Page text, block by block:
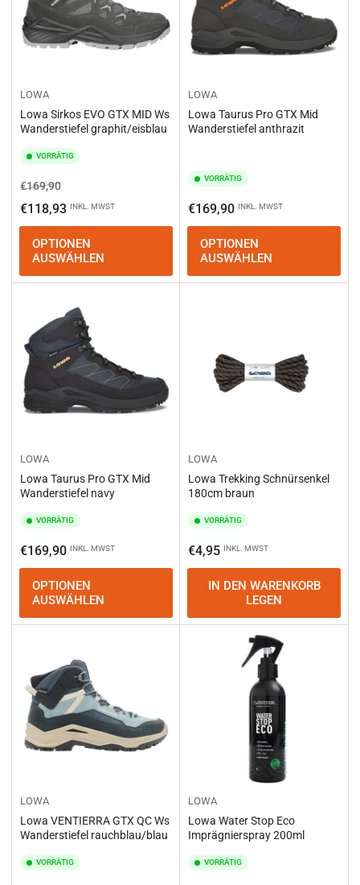
LOWA
Lowa Sirkos EVO GTX MID Ws
Wanderstiefel graphit/eisblau
VORRÄTIG
Normaler
Preis
€169,90Ausverkaufspreis
€118,93 INKL. MWST
OPTIONEN
AUSWÄHLEN
LOWA
Lowa Taurus Pro GTX Mid
Wanderstiefel anthrazit
VORRÄTIG
Normaler
Preis
€169,90 INKL. MWST
OPTIONEN
AUSWÄHLEN
LOWA
Lowa Taurus Pro GTX Mid
Wanderstiefel navy
VORRÄTIG
Normaler
Preis
€169,90 INKL. MWST
OPTIONEN
AUSWÄHLEN
LOWA
Lowa Trekking Schnürsenkel
180cm braun
VORRÄTIG
Normaler
Preis
€4,95 INKL. MWST
IN DEN WARENKORB
LEGEN
LOWA
Lowa VENTIERRA GTX QC Ws
Wanderstiefel rauchblau/blau
VORRÄTIG
LOWA
Lowa Water Stop Eco
Imprägnierspray 200ml
VORRÄTIG